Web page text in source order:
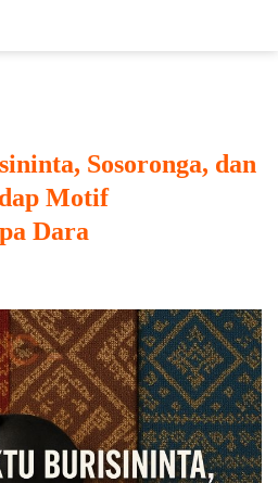
Sosoronga, dan
Motif
Dara